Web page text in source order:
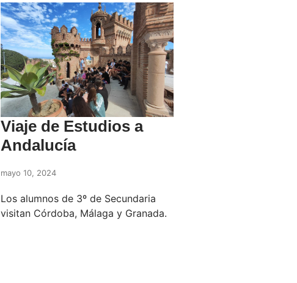
Viaje de Estudios a
Andalucía
mayo 10, 2024
Los alumnos de 3º de Secundaria
visitan Córdoba, Málaga y Granada.